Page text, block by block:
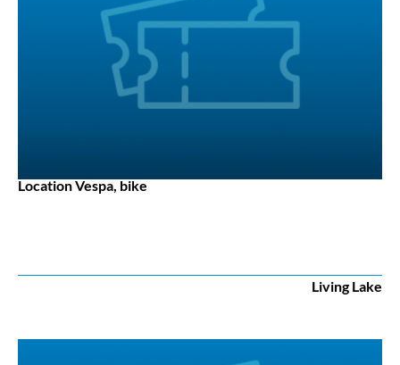
Location Vespa, bike
Living Lake